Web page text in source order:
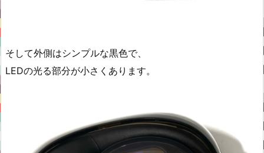
そして外側はシンプルな黒色で、
LEDの光る部分が小さくあります。